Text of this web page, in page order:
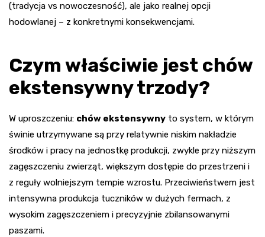
(tradycja vs nowoczesność), ale jako realnej opcji
hodowlanej – z konkretnymi konsekwencjami.
Czym właściwie jest chów
ekstensywny trzody?
W uproszczeniu: chów ekstensywny to system, w którym
świnie utrzymywane są przy relatywnie niskim nakładzie
środków i pracy na jednostkę produkcji, zwykle przy niższym
zagęszczeniu zwierząt, większym dostępie do przestrzeni i
z reguły wolniejszym tempie wzrostu. Przeciwieństwem jest
intensywna produkcja tuczników w dużych fermach, z
wysokim zagęszczeniem i precyzyjnie zbilansowanymi
paszami.